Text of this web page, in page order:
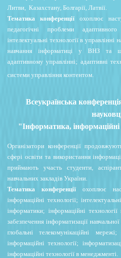
Литви, Казахстану, Болгарії, Латвії.
Тематика конференціїохоплює
педагогічні проблеми
інтелектуальні технології в
навчання інформатиці у ВНЗ та
адаптивному управлінні; адаптивні
системи управління контентом.
Всеукраїнська
"Інформатика, інформаційні
Організатори конференції
сфері освіти та використання
приймають участь студенти,
навчальних закладів України.
Тематика конференції охоплює
інформаційні технології;
інформатики; інформаційні технології
забезпечення інформатизації
глобальні телекомунікаційні
інформаційні технології;
інформаційні технології в менеджменті.